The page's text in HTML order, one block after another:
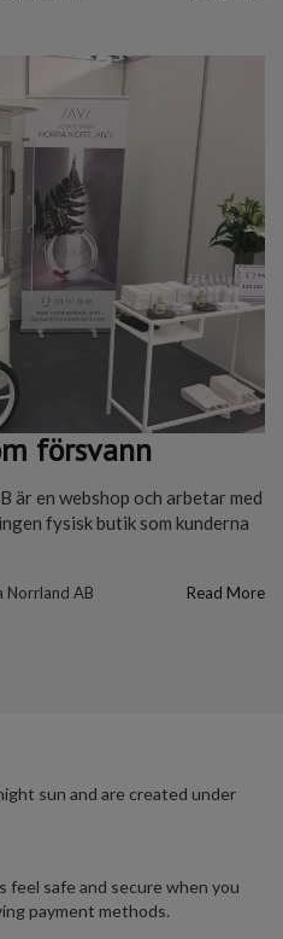
försvann
är en webshop och arbetar med
fysisk butik som kunderna
Norrland AB Read More
sun and are created under
feel safe and secure when you
payment methods.